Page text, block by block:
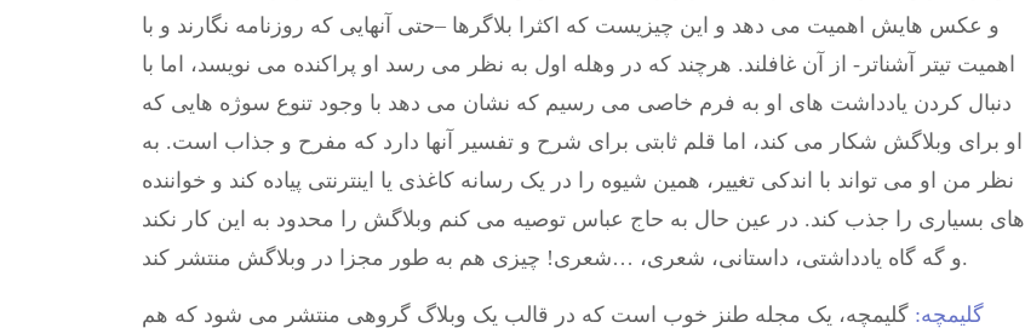
و عکس هایش اهمیت می دهد و این چیزیست که اکثرا بلاگرها –حتی آنهایی که روزنامه نگارند و با
اهمیت تیتر آشناتر- از آن غافلند. هرچند که در وهله اول به نظر می رسد او پراکنده می نویسد، اما با
دنبال کردن یادداشت های او به فرم خاصی می رسیم که نشان می دهد با وجود تنوع سوژه هایی که
او برای وبلاگش شکار می کند، اما قلم ثابتی برای شرح و تفسیر آنها دارد که مفرح و جذاب است. به
نظر من او می تواند با اندکی تغییر، همین شیوه را در یک رسانه کاغذی یا اینترنتی پیاده کند و خواننده
های بسیاری را جذب کند. در عین حال به حاج عباس توصیه می کنم وبلاگش را محدود به این کار نکند
و گه گاه یادداشتی، داستانی، شعری، …شعری! چیزی هم به طور مجزا در وبلاگش منتشر کند.
گلیمچه: گلیمچه، یک مجله طنز خوب است که در قالب یک وبلاگ گروهی منتشر می شود که هم